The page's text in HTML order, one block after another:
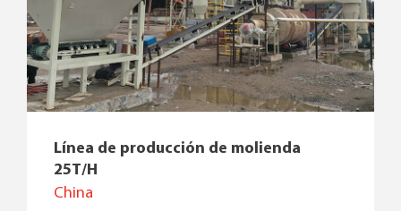
Línea de producción de molienda
25T/H
China